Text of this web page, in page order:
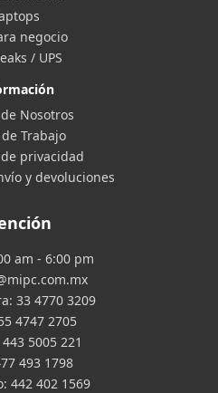
negocio
/ UPS
Nosotros
Trabajo
privacidad
y devoluciones
am - 6:00 pm
33 4770 3209
4747 2705
443 5005 221
493 1798
442 402 1569